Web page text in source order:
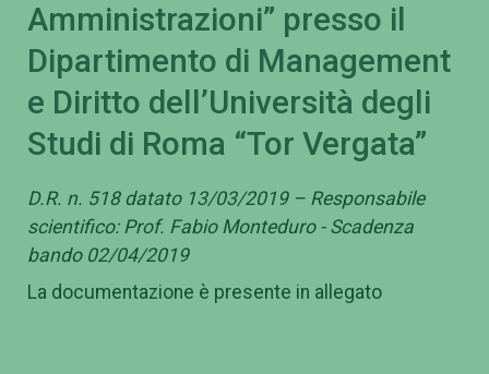
Amministrazioni” presso il
Dipartimento di Management
e Diritto dell’Università degli
Studi di Roma “Tor Vergata”
D.R. n. 518 datato 13/03/2019 – Responsabile
scientifico: Prof. Fabio Monteduro - Scadenza
bando 02/04/2019
La documentazione è presente in allegato